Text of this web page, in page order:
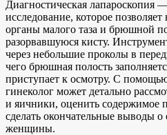
Диагностическая лапароскопия
исследование, которое
органы малого таза и брюшной
разорвавшуюся кисту.
через небольшие проколы в
чего брюшная полость
приступает к осмотру. С
гинеколог может детально
и яичники, оценить содержимое
сделать окончательные выводы о
женщины.